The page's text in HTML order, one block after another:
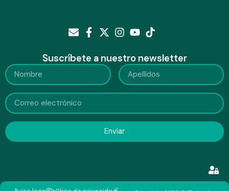
Suscríbete a nuestro newsletter
Enviar